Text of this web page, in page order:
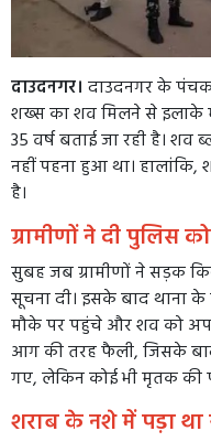
दाउदनगर। दाउदनगर के
शख्स का शव मिलने से इलाके
35 वर्ष बताई जा रही है।
नहीं पहना हुआ था।
है।
ग्रामीणों ने दी पुलिस
सुबह जब ग्रामीणों ने सड़क
सूचना दी। इसके बाद थाना
मौके पर पहुंचे और शव को
आग की तरह फैली, जिसके
गए, लेकिन कोई भी मृतक की
शराब के नशे में पड़ा